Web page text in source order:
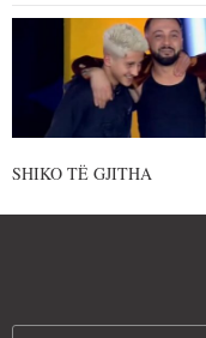
SHIKO TË GJITHA